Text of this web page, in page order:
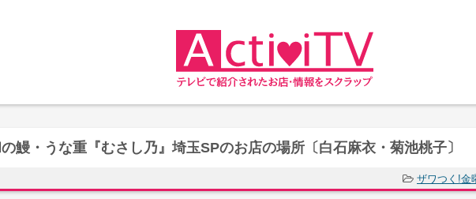
鰻・うな重『むさし乃』埼玉SPのお店の場所〔白石麻衣・菊池桃子〕
ザワつく!金